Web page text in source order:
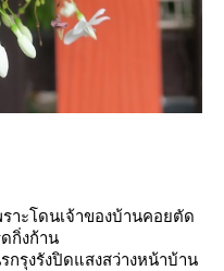
าะโดนเจ้าของบ้านคอยตัด
กิ่งก้าน
กรุงรังปิดแสงสว่างหน้าบ้าน